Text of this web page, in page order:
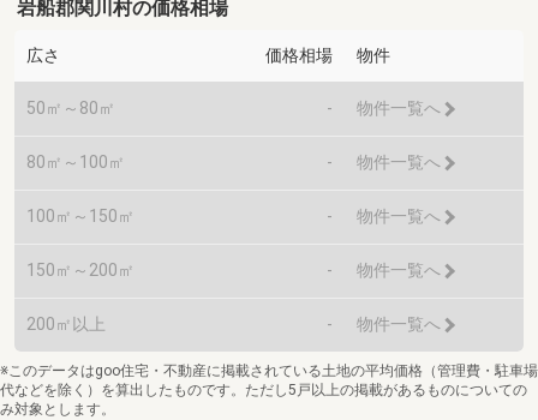
岩船郡関川村の価格相場
広さ 価格相場 物件
50㎡～80㎡ - 物件一覧へ
80㎡～100㎡ - 物件一覧へ
100㎡～150㎡ - 物件一覧へ
150㎡～200㎡ - 物件一覧へ
200㎡以上 - 物件一覧へ
※このデータはgoo住宅・不動産に掲載されている土地の平均価格（管理費・駐車場
代などを除く）を算出したものです。ただし5戸以上の掲載があるものについての
み対象とします。